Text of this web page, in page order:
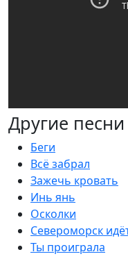
Другие
Беги
Всё забрал
Зажечь кровать
Инь янь
Осколки
Североморск
Ты проиграла